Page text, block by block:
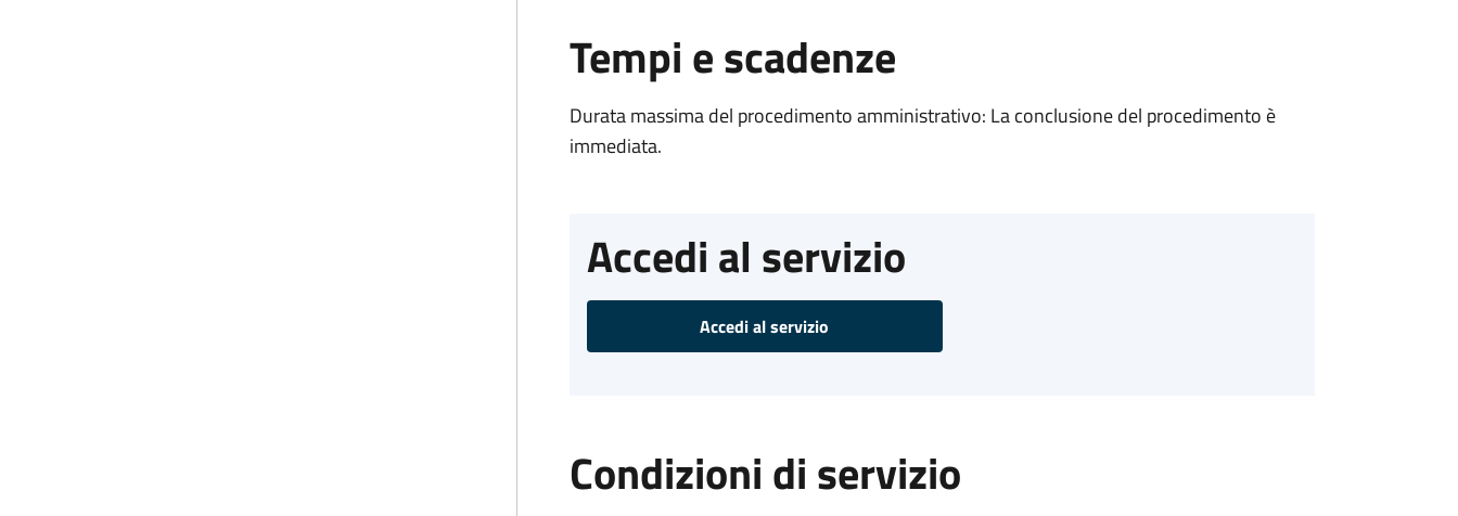
Tempi e scadenze
Durata massima del procedimento amministrativo: La conclusione del procedimento è
immediata.
Accedi al servizio
Accedi al servizio
Condizioni di servizio